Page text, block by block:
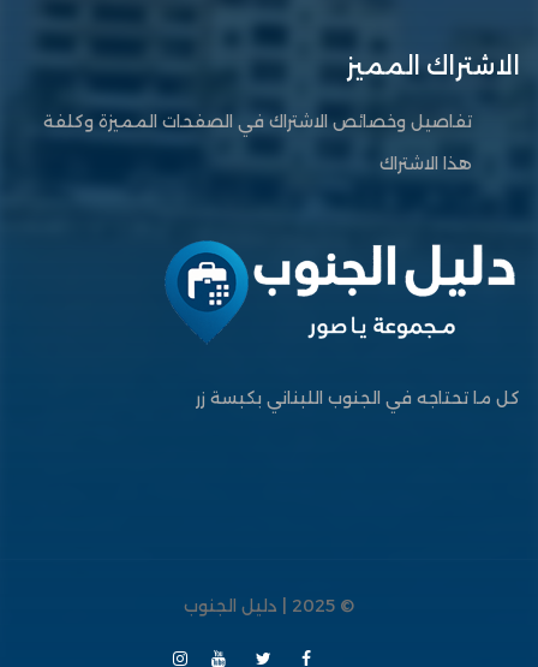
الاشتراك المميز
تفاصيل وخصائص الاشتراك في الصفحات المميزة وكلفة
هذا الاشتراك
كل ما تحتاجه في الجنوب اللبناني بكبسة زر
© 2025 | دليل الجنوب